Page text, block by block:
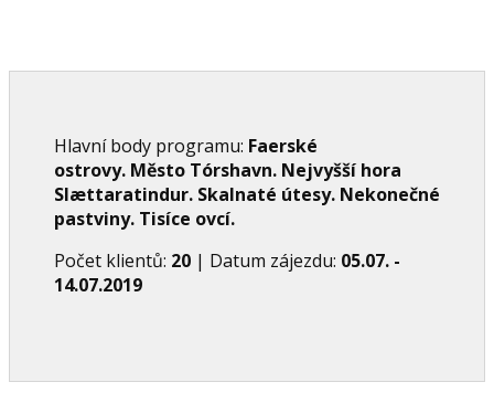
Hlavní body programu: Faerské
ostrovy. Město Tórshavn. Nejvyšší hora
‎Slættaratindur‎. Skalnaté útesy. Nekonečné
pastviny. Tisíce ovcí.
Počet klientů: 20 | Datum zájezdu: 05.07. -
14.07.2019